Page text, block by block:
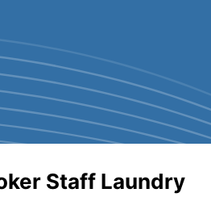
Staff Laundry